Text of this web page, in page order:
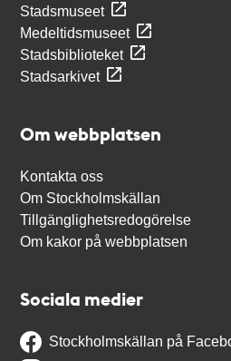
Stadsmuseet
Medeltidsmuseet
Stadsbiblioteket
Stadsarkivet
Om webbplatsen
Kontakta oss
Om Stockholmskällan
Tillgänglighetsredogörelse
Om kakor på webbplatsen
Sociala medier
Stockholmskällan på